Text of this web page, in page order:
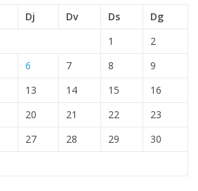
Dj Dv Ds
Dg
1
2
6 7 8
9
13 14 15
16
20 21 22
23
27 28 29
30